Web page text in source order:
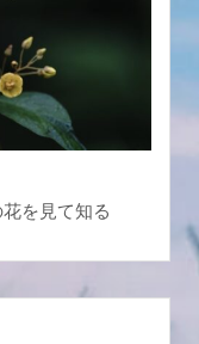
を見て知る